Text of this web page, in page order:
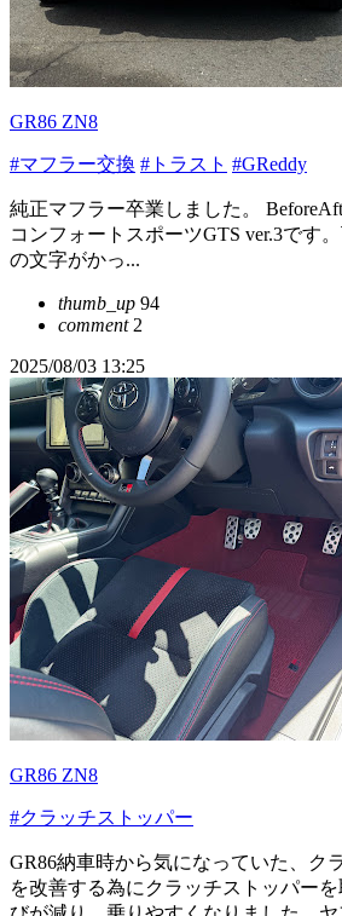
GR86 ZN8
#マフラー交換 #トラスト #GReddy
純正マフラー卒業しました。
コンフォートスポーツGTS ver.3です
の文字がかっ...
thumb_up 94
comment2
2025/08/03 13:25
GR86 ZN8
#クラッチストッパー
GR86納車時から気になっていた、ク
を改善する為にクラッチストッパー